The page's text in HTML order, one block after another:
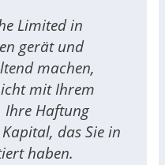
Limited in
gerät und
machen,
mit Ihrem
Ihre Haftung
das Sie in
haben.